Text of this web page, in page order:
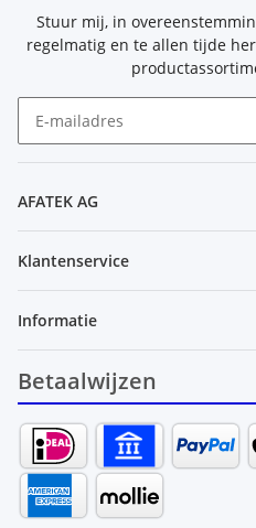
Stuur mij, in
regelmatig en te allen tijde
AFATEK AG
Klantenservice
Informatie
Betaalwijzen